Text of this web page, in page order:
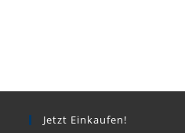
Jetzt Einkaufen!